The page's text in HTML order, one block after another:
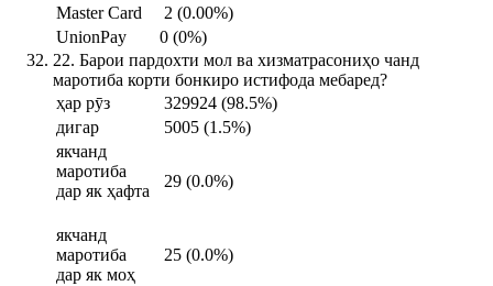
Master Card
2 (0.00%)
UnionPay
0 (0%)
22. Барои пардохти мол ва хизматрасониҳо чанд
маротиба корти бонкиро истифода мебаред?
ҳар рӯз
329924 (98.5%)
дигар
5005 (1.5%)
якчанд
маротиба
дар як ҳафта
29 (0.0%)
якчанд
маротиба
дар як моҳ
25 (0.0%)